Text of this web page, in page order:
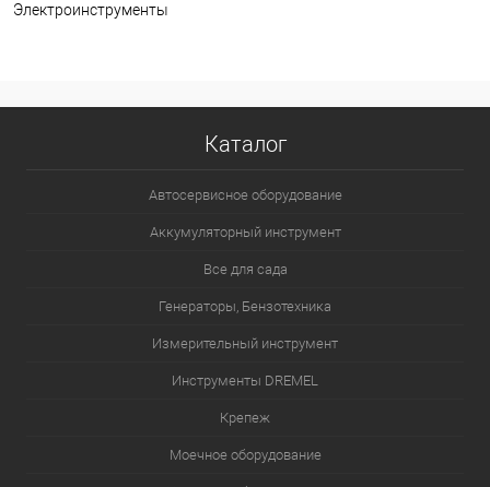
Электроинструменты
Каталог
Автосервисное оборудование
Аккумуляторный инструмент
Все для сада
Генераторы, Бензотехника
Измерительный инструмент
Инструменты DREMEL
Крепеж
Моечное оборудование